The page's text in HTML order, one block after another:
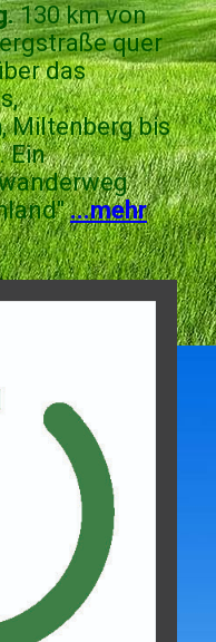
130 km von
quer
das
Miltenberg bis
Ein
...mehr